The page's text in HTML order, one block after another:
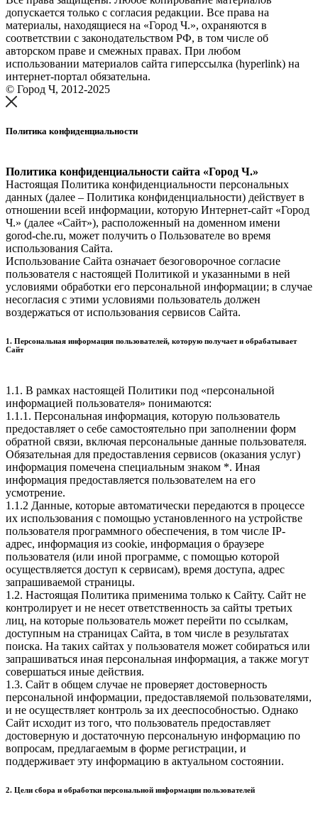
допускается только с согласия редакции. Все права на
материалы, находящиеся на «Город Ч.», охраняются в
соответствии с законодательством РФ, в том числе об
авторском праве и смежных правах. При любом
использовании материалов сайта гиперссылка (hyperlink) на
интернет-портал обязательна.
© Город Ч, 2012-2025
Политика конфиденциальности
Политика конфиденциальности сайта «Город Ч.»
Настоящая Политика конфиденциальности персональных
данных (далее – Политика конфиденциальности) действует в
отношении всей информации, которую Интернет-сайт «Город
Ч.» (далее «Сайт»), расположенный на доменном имени
gorod-che.ru, может получить о Пользователе во время
использования Cайта.
Использование Сайта означает безоговорочное согласие
пользователя с настоящей Политикой и указанными в ней
условиями обработки его персональной информации; в случае
несогласия с этими условиями пользователь должен
воздержаться от использования сервисов Сайта.
1. Персональная информация пользователей, которую получает и обрабатывает
Сайт
1.1. В рамках настоящей Политики под «персональной
информацией пользователя» понимаются:
1.1.1. Персональная информация, которую пользователь
предоставляет о себе самостоятельно при заполнении форм
обратной связи, включая персональные данные пользователя.
Обязательная для предоставления сервисов (оказания услуг)
информация помечена специальным знаком *. Иная
информация предоставляется пользователем на его
усмотрение.
1.1.2 Данные, которые автоматически передаются в процессе
их использования с помощью установленного на устройстве
пользователя программного обеспечения, в том числе IP-
адрес, информация из cookie, информация о браузере
пользователя (или иной программе, с помощью которой
осуществляется доступ к cервисам), время доступа, адрес
запрашиваемой страницы.
1.2. Настоящая Политика применима только к Сайту. Сайт не
контролирует и не несет ответственность за сайты третьих
лиц, на которые пользователь может перейти по ссылкам,
доступным на страницах Сайта, в том числе в результатах
поиска. На таких сайтах у пользователя может собираться или
запрашиваться иная персональная информация, а также могут
совершаться иные действия.
1.3. Сайт в общем случае не проверяет достоверность
персональной информации, предоставляемой пользователями,
и не осуществляет контроль за их дееспособностью. Однако
Сайт исходит из того, что пользователь предоставляет
достоверную и достаточную персональную информацию по
вопросам, предлагаемым в форме регистрации, и
поддерживает эту информацию в актуальном состоянии.
2. Цели сбора и обработки персональной информации пользователей